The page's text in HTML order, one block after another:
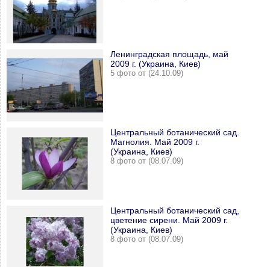
Ленинградская площадь, май
2009 г. (Украина, Киев)
5 фото от (24.10.09)
Центральный ботанический сад.
Магнолия. Май 2009 г.
(Украина, Киев)
8 фото от (08.07.09)
Центральный ботанический сад,
цветение сирени. Май 2009 г.
(Украина, Киев)
8 фото от (08.07.09)